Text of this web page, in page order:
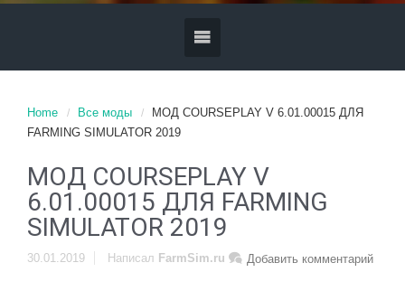
Home Все моды
МОД COURSEPLAY V 6.01.00015 ДЛЯ
FARMING SIMULATOR 2019
МОД COURSEPLAY V
6.01.00015 ДЛЯ FARMING
SIMULATOR 2019
30.01.2019 Добавить комментарий
Написал FarmSim.ru